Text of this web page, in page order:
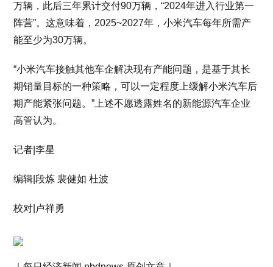
万辆，此后三年累计交付90万辆，“2024年进入行业第一
阵营”。这意味着，2025~2027年，小米汽车每年所需产
能至少为30万辆。
“小米汽车接触其他车企解决现有产能问题，是基于其长
期销量目标的一种策略，可以一定程度上缓解小米汽车后
期产能紧张问题。”上述不愿透露姓名的新能源汽车企业
高管认为。
记者|李星
编辑|段炼 裴健如 杜波
校对|卢祥勇